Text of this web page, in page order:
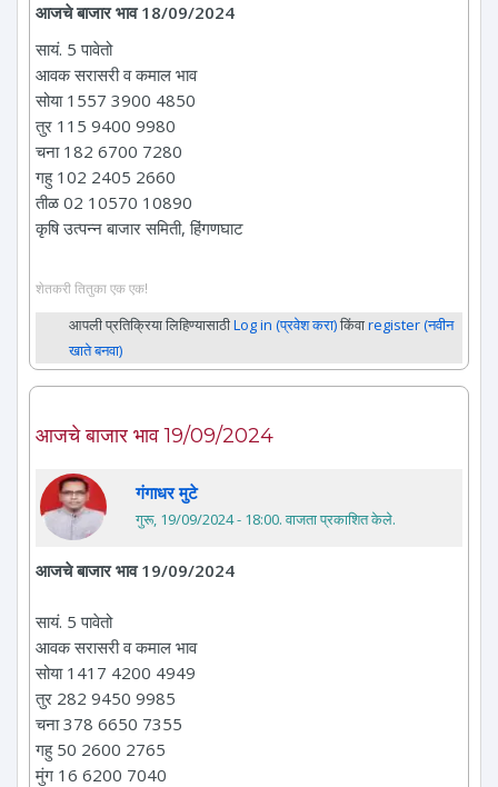
आजचे बाजार भाव 18/09/2024
सायं. 5 पावेतो
आवक सरासरी व कमाल भाव
सोया 1557 3900 4850
तुर 115 9400 9980
चना 182 6700 7280
गहु 102 2405 2660
तीळ 02 10570 10890
कृषि उत्पन्न बाजार समिती, हिंगणघाट
शेतकरी तितुका एक एक!
आपली प्रतिक्रिया लिहिण्यासाठीLog in (प्रवेश करा)किंवाregister (नवीन
खाते बनवा)
आजचे बाजार भाव 19/09/2024
गंगाधर मुटे
गुरू, 19/09/2024 - 18:00. वाजता प्रकाशित केले.
आजचे बाजार भाव 19/09/2024
सायं. 5 पावेतो
आवक सरासरी व कमाल भाव
सोया 1417 4200 4949
तुर 282 9450 9985
चना 378 6650 7355
गहु 50 2600 2765
मुंग 16 6200 7040